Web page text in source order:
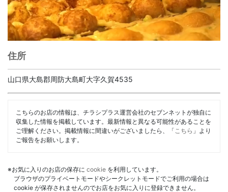
住所
山口県大島郡周防大島町大字久賀4535
こちらのお店の情報は、チラシプラス運営会社のセブンネットが独自に
収集した情報を掲載しています。最新情報と異なる可能性があることを
ご理解ください。掲載情報に間違いがございましたら、「 こちら 」より
ご報告をお願いします。
※お気に入りのお店の保存に cookie を利用しています。
ブラウザのプライベートモードやシークレットモードでご利用の場合は
cookie が保存されませんのでお店をお気に入りに登録できません。